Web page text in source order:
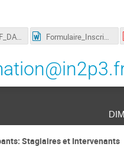
annonce_ANF_DAQ.pdf Formulaire_Inscription_ANF_DAQ_2024.docx
Stagiaires et Intervenants